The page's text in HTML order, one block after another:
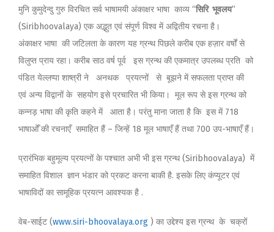
मुनि कुमुदेन्दु गुरु विरचित सर्व भाषामयी अंकाक्षर भाषा काव्य “सिरि भूवलय”
(Siribhoovalaya) एक अद्भुत एवं संपूर्ण विश्व में अद्वितीय रचना है।
अंकाक्षर भाषा की जटिलता के कारण यह ग्रन्थ पिछले करीब एक हज़ार वर्षों से
विलुप्त प्राय रहा। करीब साठ वर्ष पूर्व इस ग्रन्थ की एकमात्र उपलब्ध प्रति को
पंडित येल्लप्पा शाष्त्री ने अनथक प्रयत्नों से बूझने में सफलता प्राप्त की
एवं अन्य विद्वानों के सहयोग इसे प्रचारित भी किया। मूल रूप से इस ग्रन्थ को
कन्नड़ भाषा की कृति कहने में आता है। परंतु माना जाता है कि इस में 718
भाषाओँ की रचनाएँ समाहित हैं – जिन्हें 18 मूल भाषाएँ हैं तथा 700 उप-भाषाएँ हैं।
प्रारंभिक बहुमूल्य प्रयत्नों के पश्चात अभी भी इस ग्रन्थ (Siribhoovalaya) में
समाहित विशाल ज्ञान भंडार को प्रकट करना बाकी है. इसके लिए कंप्यूटर एवं
भाषाविदों का सामूहिक प्रयत्न आवश्यक है .
वेब-साईट (www.siri-bhoovalaya.org ) का उद्देश्य इस ग्रन्थ के चक्रों